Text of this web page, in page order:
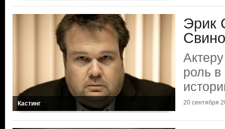
Кастинг
Эрик
роль
20 сентября